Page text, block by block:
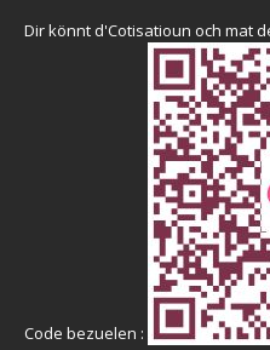
Dir könnt d'Cotisatioun och mat
Code bezuelen :